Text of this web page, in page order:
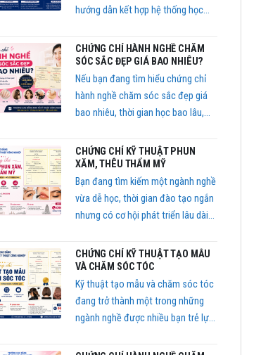
hướng dẫn kết hợp hệ thống học
viên học tập thuận tiện, tiết kiệm
thời gian và vẫn đảm bảo chất
lượng đào tạo.
CHỨNG CHỈ HÀNH NGHỀ CHĂM
SÓC SẮC ĐẸP GIÁ BAO NHIÊU?
Nếu bạn đang tìm hiểu chứng chỉ
hành nghề chăm sóc sắc đẹp giá
bao nhiêu, thời gian học bao lâu,
nào thì bài viết dưới đây sẽ giúp
bạn có cái nhìn đầy đủ trước khi
đăng ký học.
CHỨNG CHỈ KỸ THUẬT PHUN
XĂM, THÊU THẨM MỸ
Bạn đang tìm kiếm một ngành nghề
vừa dễ học, thời gian đào tạo ngắn
nhưng có cơ hội phát triển lâu dài?
thẩm mỹ hiện đang là lựa chọn
được nhiều bạn trẻ quan tâm bởi
nhu cầu làm đẹp ngày càng tăng
cao
CHỨNG CHỈ KỸ THUẬT TẠO MẪU
VÀ CHĂM SÓC TÓC
Kỹ thuật tạo mẫu và chăm sóc tóc
đang trở thành một trong những
ngành nghề được nhiều bạn trẻ lựa
càng tăng cao.